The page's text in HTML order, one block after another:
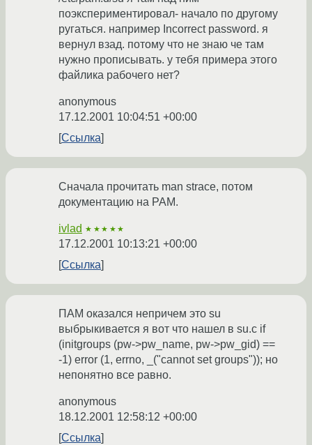
поэкспериментировал- начало по другому
ругаться. например Incorrect password. я
вернул взад. потому что не знаю че там
нужно прописывать. у тебя примера этого
файлика рабочего нет?
anonymous
17.12.2001 10:04:51 +00:00
Ссылка
Сначала прочитать man strace, потом
документацию на PAM.
ivlad ★★★★★
17.12.2001 10:13:21 +00:00
Ссылка
ПАМ оказался непричем это su
выбрыкивается я вот что нашел в su.c if
(initgroups (pw->pw_name, pw->pw_gid) ==
-1) error (1, errno, _("cannot set groups")); но
непонятно все равно.
anonymous
18.12.2001 12:58:12 +00:00
Ссылка